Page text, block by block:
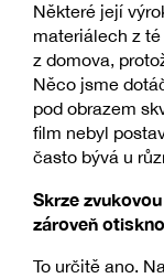
Některé její
materiálech z
z domova,
Něco jsme
pod obrazem
film nebyl
často bývá u
Skrze
zároveň
To určitě ano.